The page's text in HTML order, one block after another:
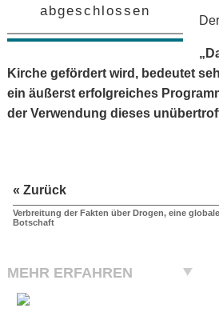
abgeschlossen
Kirche gefördert wird, bedeutet
ein äußerst erfolgreiches
der Verwendung dieses
« Zurück
Verbreitung der Fakten über Drogen, eine globale
Botschaft
MEHR ERFAHREN